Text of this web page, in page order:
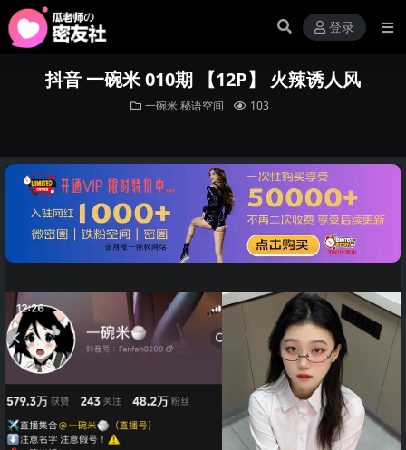
登录
抖音 一碗米 010期 【12P】 火辣诱人风
一碗米 秘语空间 103